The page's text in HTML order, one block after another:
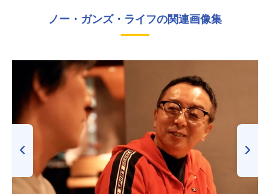
ノー・ガンズ・ライフの関連画像集